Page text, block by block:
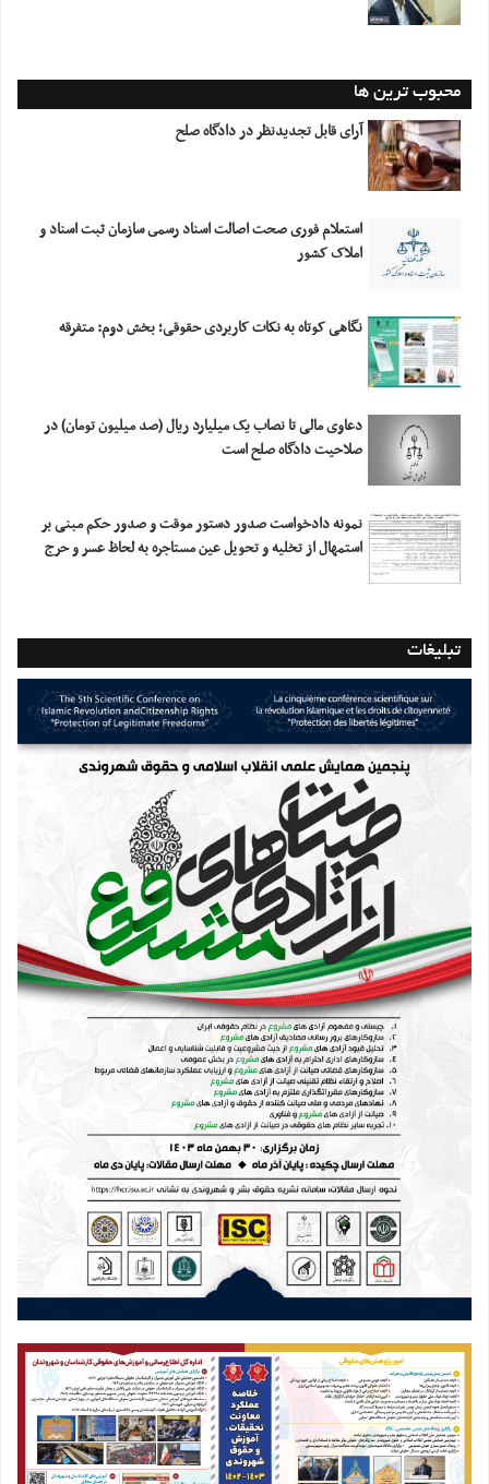
محبوب ترین ها
آرای قابل تجدیدنظر در دادگاه صلح
استعلام فورى صحت اصالت اسناد رسمى سازمان ثبت اسناد و
املاک کشور
نگاهی کوتاه به نکات کاربردی حقوقی؛ بخش دوم: متفرقه
دعاوی مالی تا نصاب یک میلیارد ریال (صد میلیون تومان) در
صلاحیت دادگاه صلح است
نمونه دادخواست صدور دستور موقت و صدور حکم مبنی بر
استمهال از تخلیه و تحویل عین مستاجره به لحاظ عسر و حرج
تبلیغات